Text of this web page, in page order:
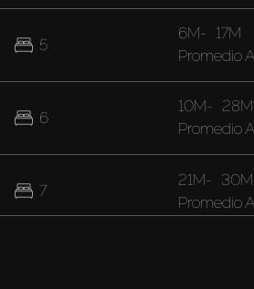
5
6
7
6M- 17M
Promedio
10M- 28M
Promedio
21M- 30M
Promedio